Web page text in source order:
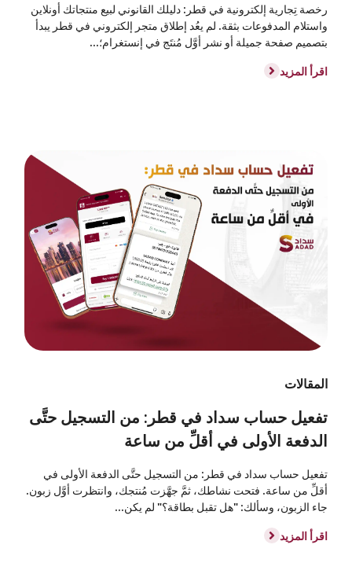
رخصة تِجارية إلكترونية في قطر: دليلك القانوني لبيع منتجاتك أونلاين
واستلام المدفوعات بثقة. لم يعُد إطلاق متجر إلكتروني في قطر يبدأ
بتصميم صفحة جميلة أو نشر أوَّل مُنتَج في إنستغرام؛...
اقرأ المزيد
المقالات
تفعيل حساب سداد في قطر: من التسجيل حتَّى
الدفعة الأولى في أقلِّ من ساعة
تفعيل حساب سداد في قطر: من التسجيل حتَّى الدفعة الأولى في
أقلِّ من ساعة. فتحت نشاطك، ثمَّ جهَّزت مُنتجك، وانتظرت أوَّل زبون.
جاء الزبون، وسألك: "هل تقبل بطاقة؟" لم يكن...
اقرأ المزيد